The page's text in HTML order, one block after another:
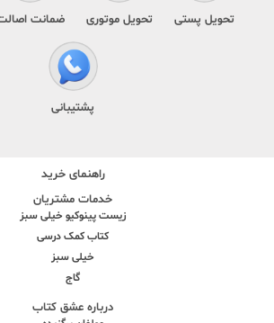
تحویل پستی تحویل موتوری ضمانت
پشتیبانی
راهنمای خرید
خدمات مشتریان
زیست پینوکیو خیلی سبز
کتاب کمک درسی
خیلی سبز
گاج
درباره عشق کتاب